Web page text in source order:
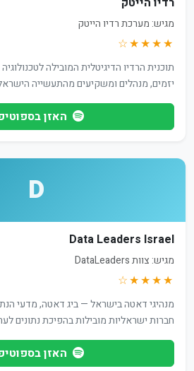
מגיש: מערכת רדיו הייטק
★★★★☆
תוכנית הרדיו הדיגיטלית המובילה
יזמים, מנהלים ומשקיעים מהתעשייה
האזן
D
Data Leaders Israel
מגיש: צוות DataLeaders
★★★★☆
מנהיגי דאטה בישראל — ביג דאטה, מדעי
חברות ישראליות מובילות בהפיכת נתונים
האזן